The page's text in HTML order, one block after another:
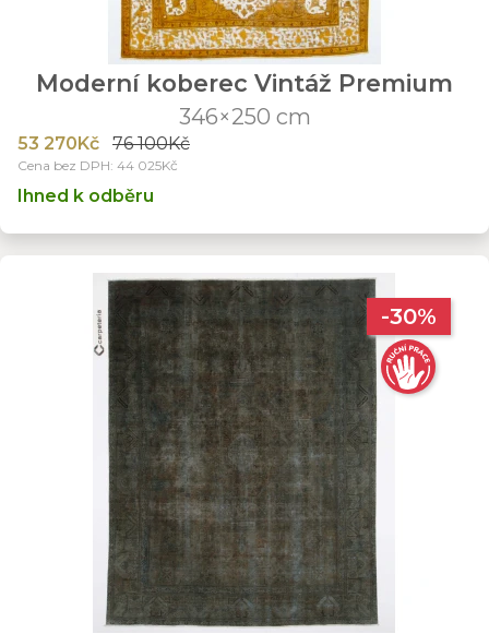
Moderní koberec Vintáž Premium
346×250 cm
53 270Kč 76 100Kč
Cena bez DPH: 44 025Kč
Ihned k odběru
-30%